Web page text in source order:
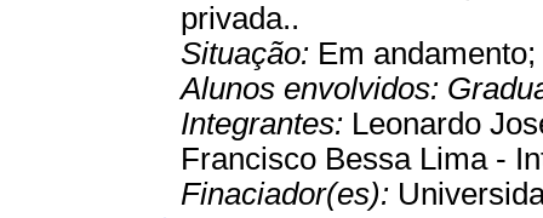
privada..
Situação: Em andamento;
Alunos envolvidos:
Integrantes: Leonardo
Francisco Bessa Lima -
Finaciador(es):